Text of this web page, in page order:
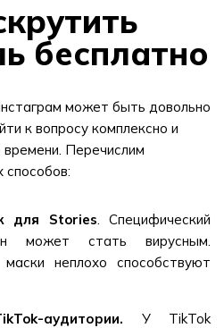
бесплатно
может быть довольно
к вопросу комплексно и
Перечислим
для Stories. Специфический
может стать вирусным.
неплохо способствуют
аудитории. У TikTok